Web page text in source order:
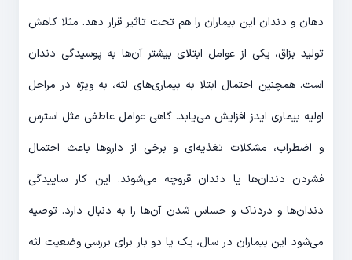
دهان و دندان این بیماران را هم تحت تاثیر قرار دهد. مثلا کاهش
تولید بزاق، یکی از عوامل ابتلای بیشتر آن‌ها به پوسیدگی دندان
است. همچنین احتمال ابتلا به بیماری‌های لثه، به ویژه در مراحل
اولیه بیماری ایدز افزایش می‌یابد. گاهی عوامل عاطفی مثل استرس
و اضطراب، مشکلات تغذیه‌ای و برخی از داروها باعث احتمال
فشردن دندان‌ها یا دندان قروچه می‌شوند. این کار ساییدگی
دندان‌ها و دردناک و حساس شدن آن‌ها را به دنبال دارد. توصیه
می‌شود این بیماران در سال، یک یا دو بار برای بررسی وضعیت لثه